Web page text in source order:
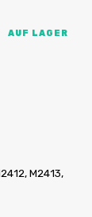
AUF LAGER
M2413,